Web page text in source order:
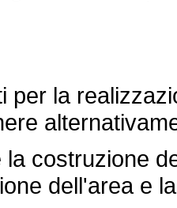
la
costruzione
dell'area e